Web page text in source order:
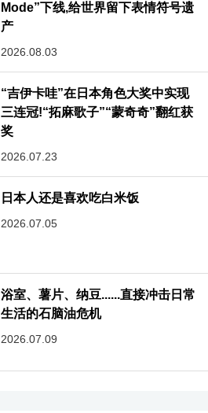
Mode”下线,给世界留下表情符号遗
产
2026.08.03
“吉伊卡哇”在日本角色大奖中实现
三连冠!“拓麻歌子”“蒙奇奇”翻红获
奖
2026.07.23
日本人还是喜欢吃白米饭
2026.07.05
浴室、薯片、纳豆......直接冲击日常
生活的石脑油危机
2026.07.09